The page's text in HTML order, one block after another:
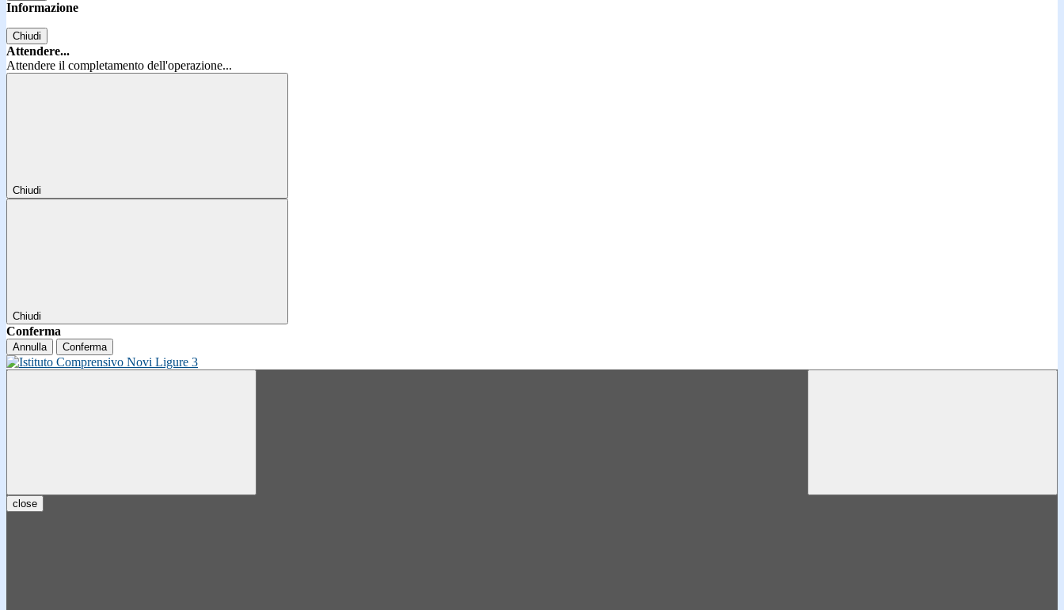
Informazione
Chiudi
Attendere...
Attendere il completamento dell'operazione...
Chiudi
Chiudi
Conferma
Annulla Conferma
close